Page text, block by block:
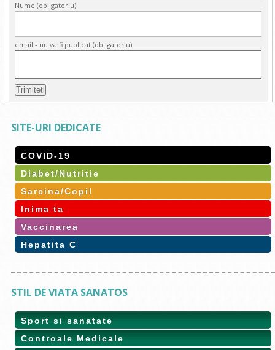
Nume (obligatoriu)
email - nu va fi publicat (obligatoriu)
SITE-URI DEDICATE
COVID-19
Diabet/Nutritie
Sarcina/Copil
Inima ta
Vaccinarea
Hepatita C
STIL DE VIATA SANATOS
Sport si sanatate
Controale Medicale